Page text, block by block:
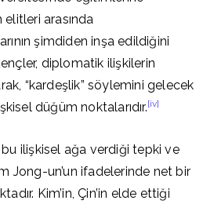
arasında
şimdiden inşa edildiğini
diplomatik ilişkilerin
“kardeşlik” söylemini gelecek
düğüm noktalarıdır.[iv]
bu ilişkisel ağa verdiği tepki ve
Jong-un’un ifadelerinde net bir
Kim’in, Çin’in elde ettiği